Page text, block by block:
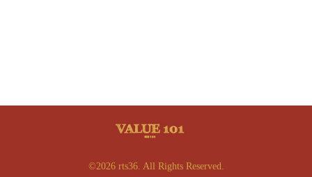
©2026 rts36. All Rights Reserved.